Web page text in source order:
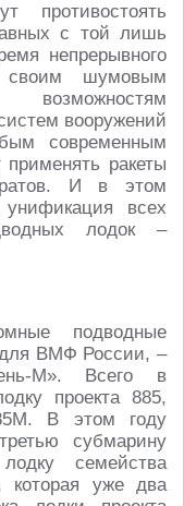
противостоять
с той лишь
непрерывного
шумовым
вооружений
современным
ракеты
И в этом
всех
лодок –
подводные
для ВМФ России, –
М». Всего в
проекта 885,
В этом году
субмарину
семейства
которая уже два